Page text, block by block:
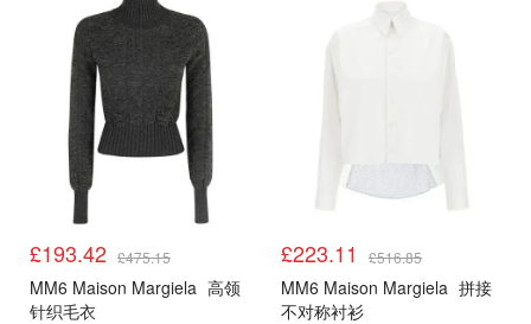
£193.42 £475.15
MM6 Maison Margiela 高领
针织毛衣
£223.11 £516.85
MM6 Maison Margiela 拼接
不对称衬衫